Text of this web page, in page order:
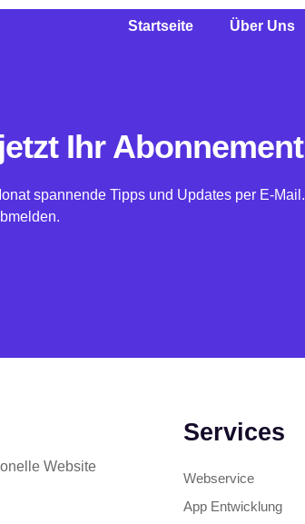
Startseite Über Uns
Ihr Abonnement
spannende Tipps und Updates per E-Mail.
Website
Services
Webservice
App Entwicklung